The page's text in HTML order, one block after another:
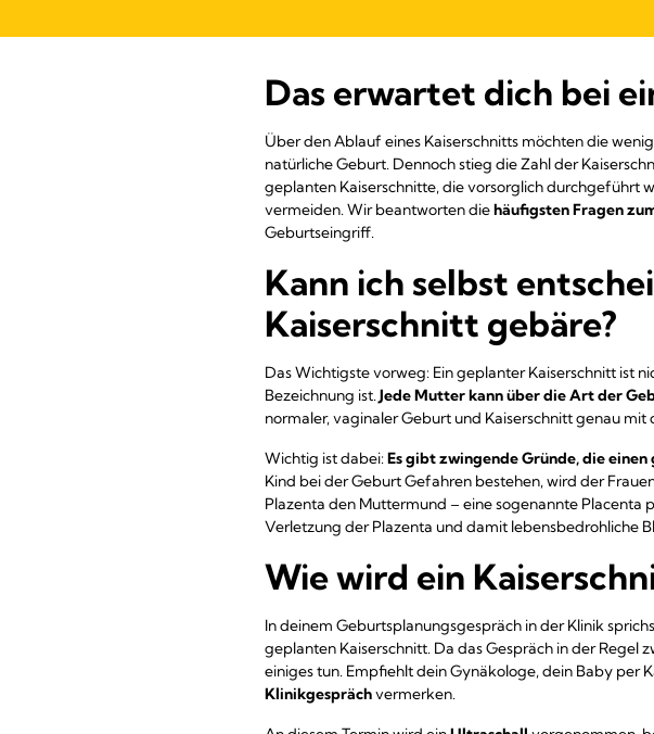
Das erwartet dich bei
Über den Ablauf eines Kaiserschnitts möchten die
natürliche Geburt. Dennoch stieg die Zahl der
geplanten Kaiserschnitte, die vorsorglich durchgeführt
vermeiden. Wir beantworten diehäufigsten Fragen
Geburtseingriff.
Kann ich selbst
Kaiserschnitt gebäre?
Das Wichtigste vorweg: Ein geplanter Kaiserschnitt ist
Bezeichnung ist. Jede Mutter kann über die Art der
normaler, vaginaler Geburt und Kaiserschnitt genau
Wichtig ist dabei: Es gibt zwingende Gründe, die
Kind bei der Geburt Gefahren bestehen, wird der
Plazenta den Muttermund – eine sogenannte
Verletzung der Plazenta und damit lebensbedrohliche
Wie wird ein
In deinem Geburtsplanungsgespräch in der Klinik
geplanten Kaiserschnitt. Da das Gespräch in der Regel
einiges tun. Empfiehlt dein Gynäkologe, dein Baby per
Klinikgesprächvermerken.